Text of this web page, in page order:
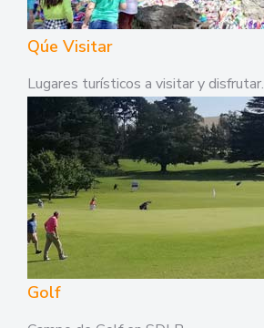
Qúe Visitar
Lugares turísticos a visitar y disfrutar.
Golf